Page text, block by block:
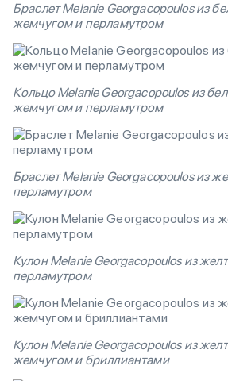
Браслет Melanie Georgacopoulos из
жемчугом и перламутром
Кольцо Melanie Georgacopoulos из
жемчугом и перламутром
Браслет Melanie Georgacopoulos из
перламутром
Кулон Melanie Georgacopoulos из
перламутром
Кулон Melanie Georgacopoulos из
жемчугом и бриллиантами